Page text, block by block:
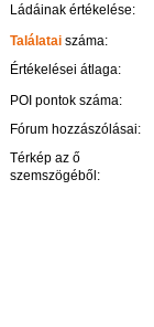
Ládáinak értékelése:
Találatai száma:
Értékelései átlaga:
POI pontok száma:
Fórum hozzászólásai:
Térkép az ő
szemszögéből: